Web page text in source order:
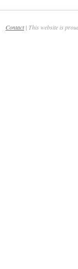
Contact| This website is